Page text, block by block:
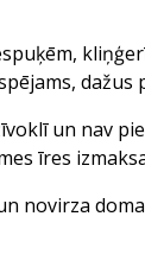
dažus
un nav
īres
novirza